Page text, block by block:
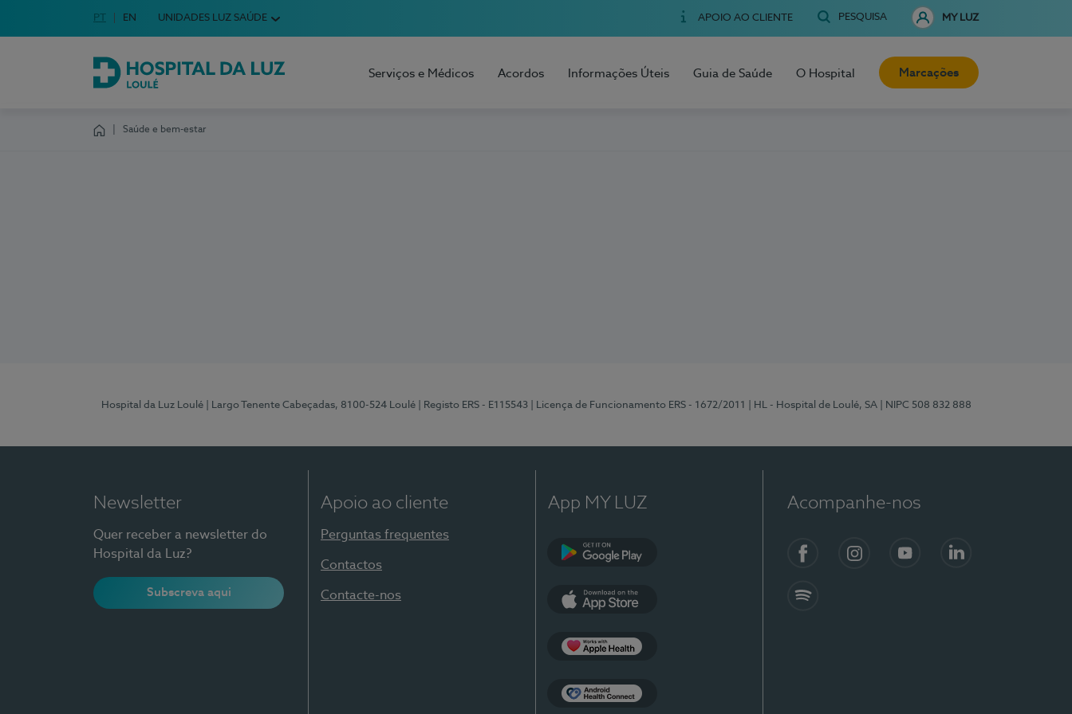
Escolha o seu idioma
Idioma em Português
PT English Language
EN UNIDADES LUZ SAÚDE APOIO AO CLIENTE PESQUISA MY LUZ
Hospital da Luz Loulé
Serviços e Médicos Acordos Informações Úteis Guia de Saúde O Hospital Marcações
Saúde e bem-estar
Hospital da Luz Loulé | Largo Tenente Cabeçadas, 8100-524 Loulé | Registo ERS - E115543 | Licença de Funcionamento ERS - 1672/2011 | HL - Hospital de Loulé, SA | NIPC 508 832 888
Newsletter
Quer receber a newsletter do
Hospital da Luz?
Subscreva aqui
Apoio ao cliente
Perguntas frequentes
Contactos
Contacte-nos
App MY LUZ Acompanhe-nos